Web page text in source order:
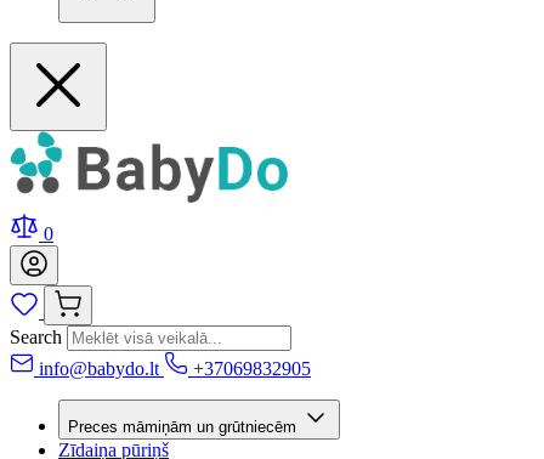
0
Search
info@babydo.lt
+37069832905
Preces māmiņām un grūtniecēm
Zīdaiņa pūriņš